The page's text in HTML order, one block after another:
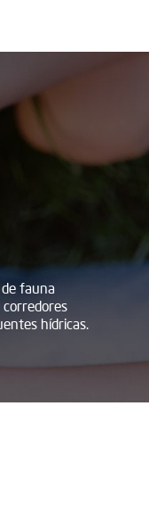
fauna
corredores
hídricas.